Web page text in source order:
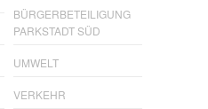
BÜRGERBETEILIGUNG
PARKSTADT SÜD
UMWELT
VERKEHR